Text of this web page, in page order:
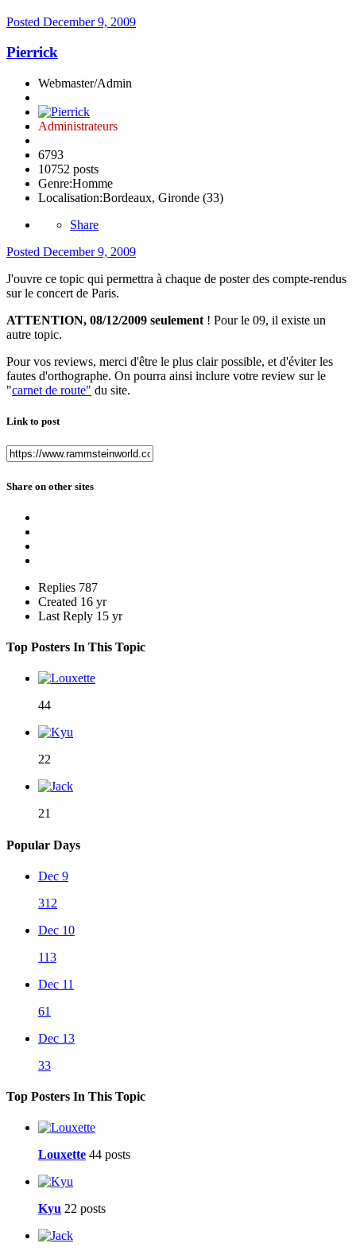
Posted December 9, 2009
Pierrick
Webmaster/Admin
Administrateurs
6793
10752 posts
Genre:Homme
Localisation:Bordeaux, Gironde (33)
Share
Posted December 9, 2009
J'ouvre ce topic qui permettra à chaque de poster des compte-rendus
sur le concert de Paris.
ATTENTION, 08/12/2009 seulement ! Pour le 09, il existe un
autre topic.
Pour vos reviews, merci d'être le plus clair possible, et d'éviter les
fautes d'orthographe. On pourra ainsi inclure votre review sur le
"carnet de route" du site.
Link to post
Share on other sites
Replies 787
Created 16 yr
Last Reply 15 yr
Top Posters In This Topic
44
22
21
Popular Days
Dec 9
312
Dec 10
113
Dec 11
61
Dec 13
33
Top Posters In This Topic
Louxette 44 posts
Kyu 22 posts